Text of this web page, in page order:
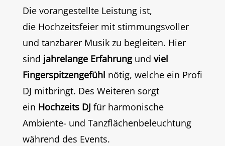
Die vorangestellte Leistung ist,
die Hochzeitsfeier mit stimmungsvoller
und tanzbarer Musik zu begleiten. Hier
sind jahrelange Erfahrung und viel
Fingerspitzengefühl nötig, welche ein Profi
DJ mitbringt. Des Weiteren sorgt
ein Hochzeits DJ für harmonische
Ambiente- und Tanzflächenbeleuchtung
während des Events.